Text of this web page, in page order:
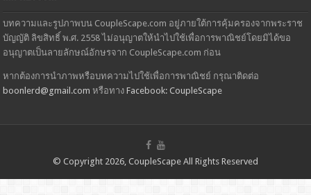
บทความและรูปภาพบน CoupleScape.com อยู่ภายใต้การคุ้มครองจากพระราช
บัญญัติ ลิขสิทธิ์ พ.ศ. 2558 ไม่อนุญาตให้นำไปใช้เพื่อการพาณิชย์โดยมิได้ขอ
อนุญาตเป็นลายลักษณ์อักษรจาก CoupleScape.com ก่อน
หากต้องการนำภาพหรือบทความไปใช้เพื่อการพาณิชย์ กรุณาติดต่อ
boonlerd@gmail.com หรือทางFacebook: CoupleScape
© Copyright 2026, CoupleScape All Rights Reserved